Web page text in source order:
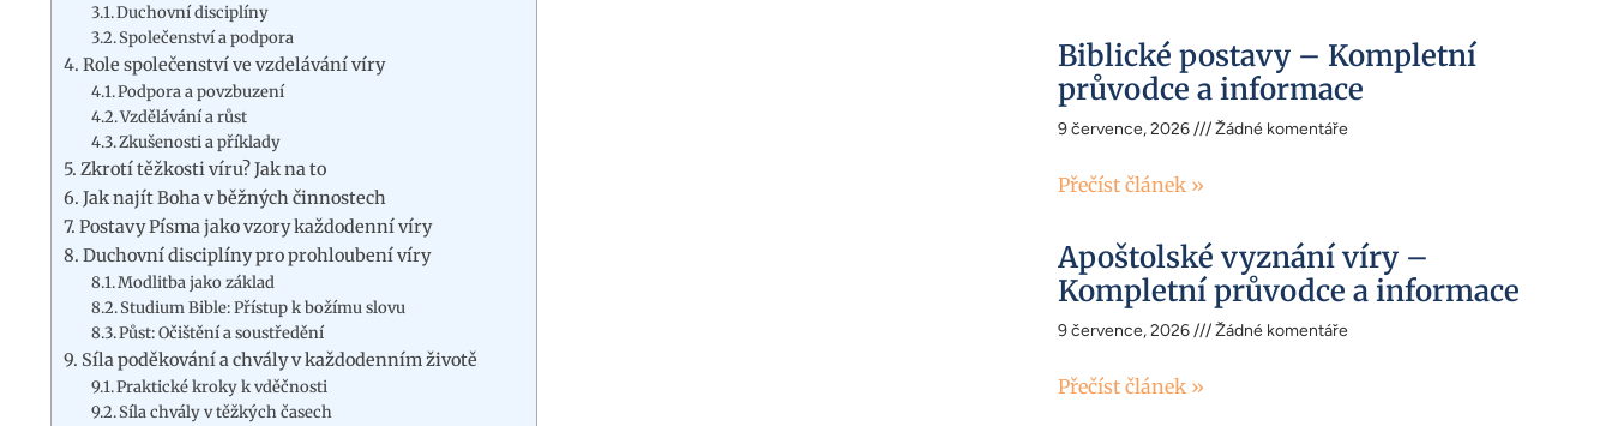
Duchovní disciplíny
Společenství a podpora
Role společenství ve vzdelávání víry
Podpora a povzbuzení
Vzdělávání a růst
Zkušenosti a příklady
Zkrotí těžkosti víru? Jak na to
Jak najít Boha v běžných činnostech
Postavy Písma jako vzory každodenní víry
Duchovní disciplíny pro prohloubení víry
Modlitba jako základ
Studium Bible: Přístup k božímu slovu
Půst: Očištění a soustředění
Síla poděkování a chvály v každodenním životě
Praktické kroky k vděčnosti
Síla chvály v těžkých časech
Biblické postavy – Kompletní
průvodce a informace
9 července, 2026 Žádné komentáře
Přečíst článek »
Apoštolské vyznání víry –
Kompletní průvodce a informace
9 července, 2026 Žádné komentáře
Přečíst článek »